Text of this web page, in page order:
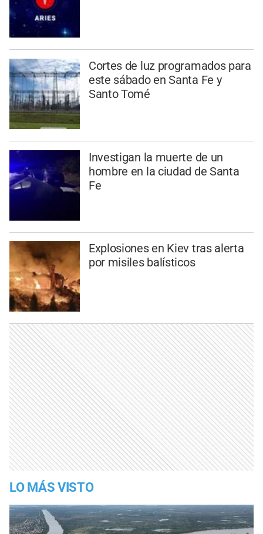
Cortes de luz programados para
este sábado en Santa Fe y
Santo Tomé
Investigan la muerte de un
hombre en la ciudad de Santa
Fe
Explosiones en Kiev tras alerta
por misiles balísticos
LO MÁS VISTO